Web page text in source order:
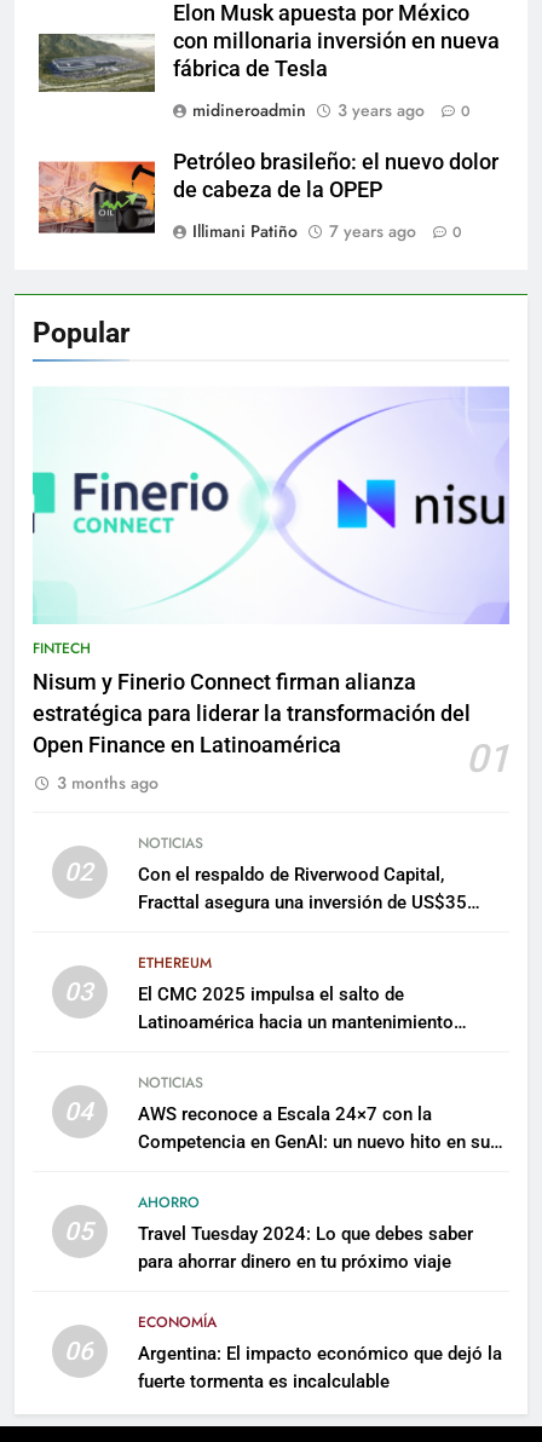
Elon Musk apuesta por México
con millonaria inversión en nueva
fábrica de Tesla
midineroadmin
3 years ago 0
Petróleo brasileño: el nuevo dolor
de cabeza de la OPEP
Illimani Patiño
7 years ago 0
Popular
FINTECH
Nisum y Finerio Connect firman alianza
estratégica para liderar la transformación del
Open Finance en Latinoamérica
01
3 months ago
02
NOTICIAS
Con el respaldo de Riverwood Capital,
Fracttal asegura una inversión de US$35
03
ETHEREUM
El CMC 2025 impulsa el salto de
Latinoamérica hacia un mantenimiento
04
NOTICIAS
AWS reconoce a Escala 24×7 con la
Competencia en GenAI: un nuevo hito en su
05
AHORRO
Travel Tuesday 2024: Lo que debes saber
para ahorrar dinero en tu próximo viaje
06
ECONOMÍA
Argentina: El impacto económico que dejó la
fuerte tormenta es incalculable